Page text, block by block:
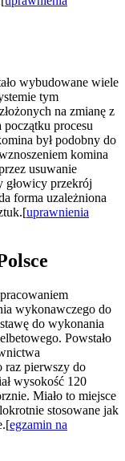
wybudowane wiele
tym
na zmianę z
procesu
był podobny do
komina
usuwanie
głowicy przekrój
forma uzależniona
uprawnienia
wykonawczego do
do wykonania
Powstało
raz pierwszy do
wysokość 120
Miało to miejsce
stosowane jak
egzamin na